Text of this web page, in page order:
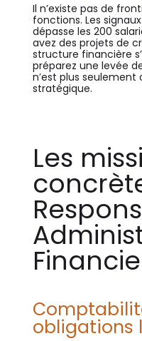
Il n’existe pas de
fonctions. Les
dépasse les 200
avez des projets de
structure financière
préparez une levée
n’est plus
stratégique.
Les
obligations